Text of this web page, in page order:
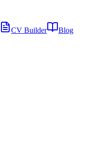
CV Builder Blog